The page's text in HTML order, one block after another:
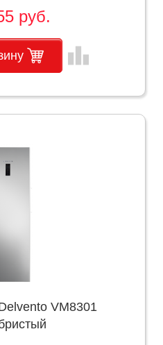
руб.
leaderboard
VM8301